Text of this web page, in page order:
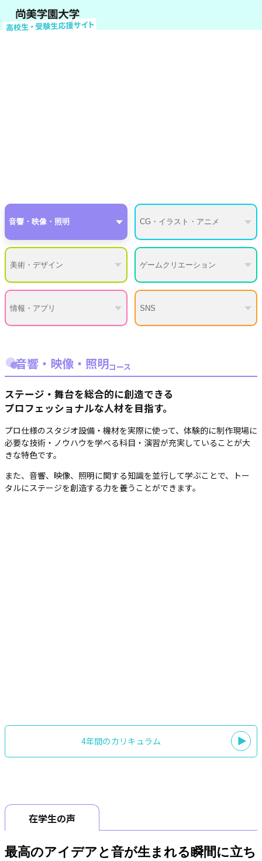
音響・映像・照明 CG・イラスト・アニメ
美術・デザイン ゲームクリエーション
情報・アプリ SNS
音響・映像・照明コース
ステージ・舞台を総合的に創造できる
プロフェッショナルな人材を目指す。
プロ仕様のスタジオ設備・機材を実際に使って、体験的に制作現場に
必要な技術・ノウハウを学べる科目・演習が充実していることが大
きな特色です。
また、音響、映像、照明に関する知識を並行して学ぶことで、トー
タルにステージを創造する力を養うことができます。
4年間のカリキュラム
在学生の声
最高のアイデアと音が生まれる瞬間に立ち